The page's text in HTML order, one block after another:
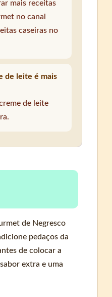
mais receitas
no canal
caseiras no
de leite é mais
de leite
de Negresco
pedaços da
de colocar a
extra e uma